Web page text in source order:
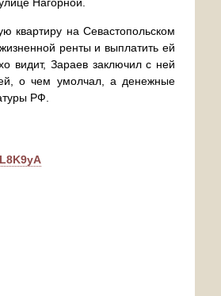
квартиру на Севастопольском
ренты и выплатить ей
видит, Зараев заключил с ней
о чем умолчал, а денежные
РФ.